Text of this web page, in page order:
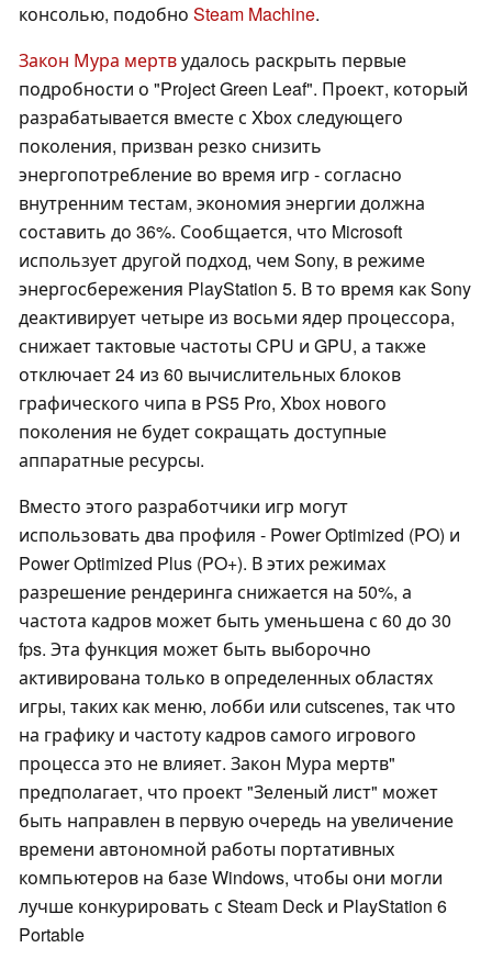
консолью, подобно Steam Machine.
Закон Мура мертвудалось раскрыть первые
подробности о "Project Green Leaf". Проект, который
разрабатывается вместе с Xbox следующего
поколения, призван резко снизить
энергопотребление во время игр - согласно
внутренним тестам, экономия энергии должна
составить до 36%. Сообщается, что Microsoft
использует другой подход, чем Sony, в режиме
энергосбережения PlayStation 5. В то время как Sony
деактивирует четыре из восьми ядер процессора,
снижает тактовые частоты CPU и GPU, а также
отключает 24 из 60 вычислительных блоков
графического чипа в PS5 Pro, Xbox нового
поколения не будет сокращать доступные
аппаратные ресурсы.
Вместо этого разработчики игр могут
использовать два профиля - Power Optimized (PO) и
Power Optimized Plus (PO+). В этих режимах
разрешение рендеринга снижается на 50%, а
частота кадров может быть уменьшена с 60 до 30
fps. Эта функция может быть выборочно
активирована только в определенных областях
игры, таких как меню, лобби или cutscenes, так что
на графику и частоту кадров самого игрового
процесса это не влияет. Закон Мура мертв"
предполагает, что проект "Зеленый лист" может
быть направлен в первую очередь на увеличение
времени автономной работы портативных
компьютеров на базе Windows, чтобы они могли
лучше конкурировать с Steam Deck и PlayStation 6
Portable